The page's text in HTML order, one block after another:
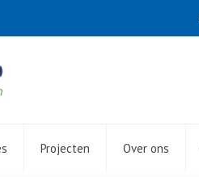
Projecten Over ons